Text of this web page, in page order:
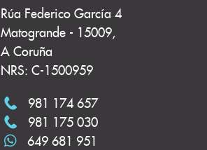
Rúa Federico García 4
Matogrande - 15009,
A Coruña
NRS: C-1500959
981 174 657
981 175 030
649 681 951